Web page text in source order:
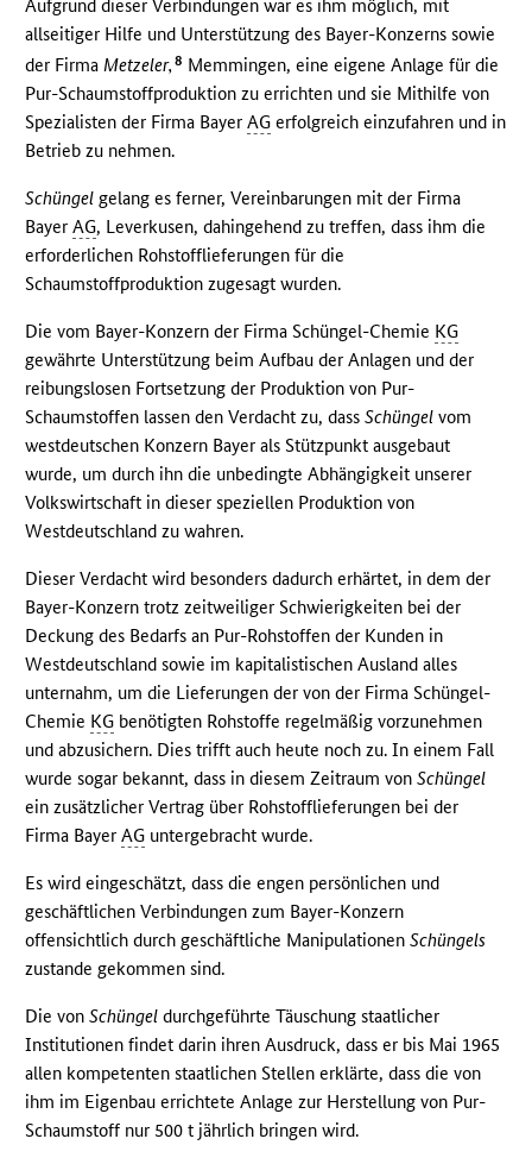
Aufgrund dieser Verbindungen war es ihm möglich, mit
allseitiger Hilfe und Unterstützung des Bayer-Konzerns sowie
der FirmaMetzeler,8 Memmingen, eine eigene Anlage für die
Pur-Schaumstoffproduktion zu errichten und sie Mithilfe von
Spezialisten der Firma BayerAG erfolgreich einzufahren und in
Betrieb zu nehmen.
Schüngel gelang es ferner, Vereinbarungen mit der Firma
BayerAG, Leverkusen, dahingehend zu treffen, dass ihm die
erforderlichen Rohstofflieferungen für die
Schaumstoffproduktion zugesagt wurden.
Die vom Bayer-Konzern der Firma Schüngel-Chemie KG
gewährte Unterstützung beim Aufbau der Anlagen und der
reibungslosen Fortsetzung der Produktion von Pur-
Schaumstoffen lassen den Verdacht zu, dassSchüngel vom
westdeutschen Konzern Bayer als Stützpunkt ausgebaut
wurde, um durch ihn die unbedingte Abhängigkeit unserer
Volkswirtschaft in dieser speziellen Produktion von
Westdeutschland zu wahren.
Dieser Verdacht wird besonders dadurch erhärtet, in dem der
Bayer-Konzern trotz zeitweiliger Schwierigkeiten bei der
Deckung des Bedarfs an Pur-Rohstoffen der Kunden in
Westdeutschland sowie im kapitalistischen Ausland alles
unternahm, um die Lieferungen der von der Firma Schüngel-
Chemie KG benötigten Rohstoffe regelmäßig vorzunehmen
und abzusichern. Dies trifft auch heute noch zu. In einem Fall
wurde sogar bekannt, dass in diesem Zeitraum vonSchüngel
ein zusätzlicher Vertrag über Rohstofflieferungen bei der
Firma BayerAG untergebracht wurde.
Es wird eingeschätzt, dass die engen persönlichen und
geschäftlichen Verbindungen zum Bayer-Konzern
offensichtlich durch geschäftliche ManipulationenSchüngels
zustande gekommen sind.
Die vonSchüngel durchgeführte Täuschung staatlicher
Institutionen findet darin ihren Ausdruck, dass er bis Mai 1965
allen kompetenten staatlichen Stellen erklärte, dass die von
ihm im Eigenbau errichtete Anlage zur Herstellung von Pur-
Schaumstoff nur 500 t jährlich bringen wird.